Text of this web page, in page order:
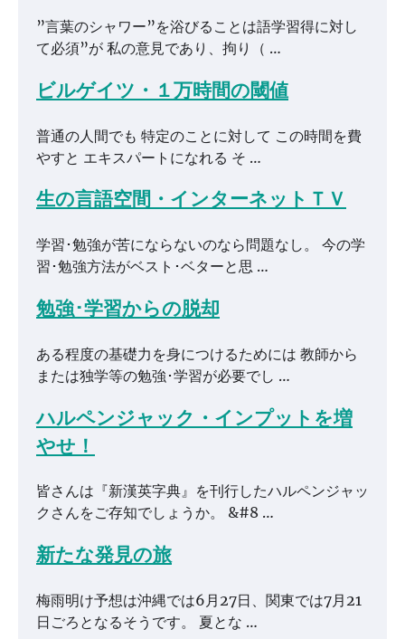
”言葉のシャワー”を浴びることは語学習得に対し
て必須”が 私の意見であり、拘り（ …
ビルゲイツ・１万時間の閾値
普通の人間でも 特定のことに対して この時間を費
やすと エキスパートになれる そ …
生の言語空間・インターネットＴＶ
学習･勉強が苦にならないのなら問題なし。 今の学
習･勉強方法がベスト･ベターと思 …
勉強･学習からの脱却
ある程度の基礎力を身につけるためには 教師から
または独学等の勉強･学習が必要でし …
ハルペンジャック・インプットを増
やせ！
皆さんは『新漢英字典』を刊行したハルペンジャッ
クさんをご存知でしょうか。 &#8 …
新たな発見の旅
梅雨明け予想は沖縄では6月27日、関東では7月21
日ごろとなるそうです。 夏とな …